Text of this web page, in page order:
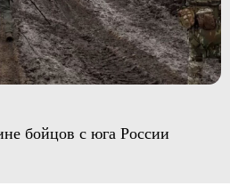
бойцов с юга России